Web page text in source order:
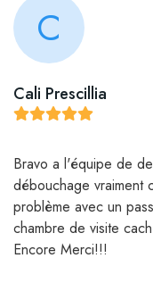
C
Cali Prescillia
Bravo a l'équipe de
débouchage vraiment
problème avec un
chambre de visite
Encore Merci!!!